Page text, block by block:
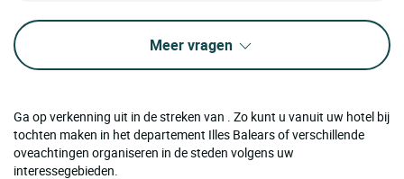
Meer vragen
Ga op verkenning uit in de streken van . Zo kunt u vanuit uw hotel bij
tochten maken in het departement Illes Balears of verschillende
oveachtingen organiseren in de steden volgens uw
interessegebieden.